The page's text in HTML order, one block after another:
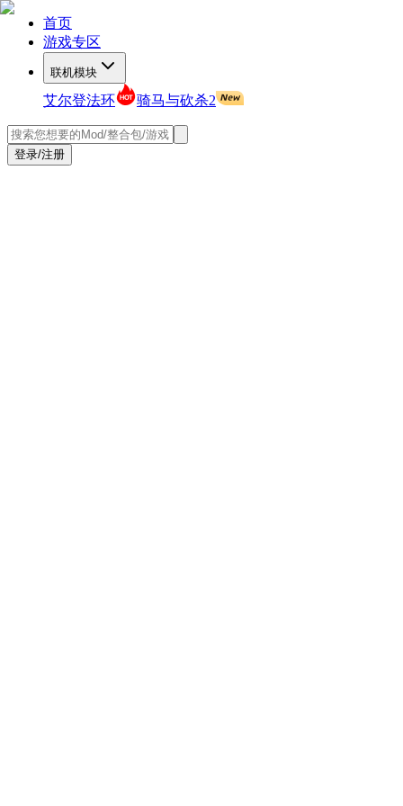
首页
游戏专区
联机模块
艾尔登法环 骑马与砍杀2
登录/注册